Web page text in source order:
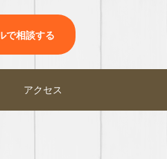
で相談する
アクセス